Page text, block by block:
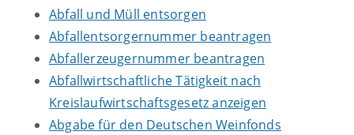
Abfall und Müll entsorgen
Abfallentsorgernummer beantragen
Abfallerzeugernummer beantragen
Abfallwirtschaftliche Tätigkeit nach
Kreislaufwirtschaftsgesetz anzeigen
Abgabe für den Deutschen Weinfonds